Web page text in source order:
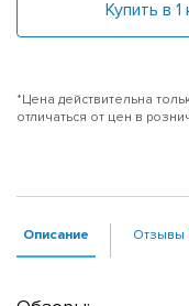
Купить в 1
*Цена действительна
отличаться от цен в
Описание Отзывы